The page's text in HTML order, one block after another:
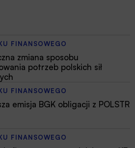
FINANSOWEGO
zmiana sposobu
potrzeb polskich sił
FINANSOWEGO
emisja BGK obligacji z POLSTR
FINANSOWEGO